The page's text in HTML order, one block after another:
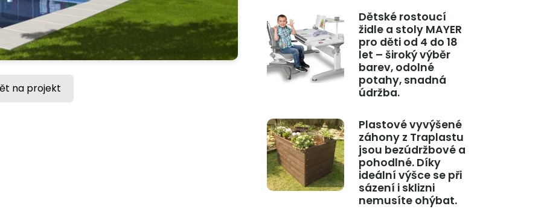
na projekt
Dětské rostoucí
židle a stoly MAYER
pro děti od 4 do 18
let – široký výběr
barev, odolné
potahy, snadná
údržba.
Plastové vyvýšené
záhony z Traplastu
jsou bezúdržbové a
pohodlné. Díky
ideální výšce se při
sázení i sklizni
nemusíte ohýbat.